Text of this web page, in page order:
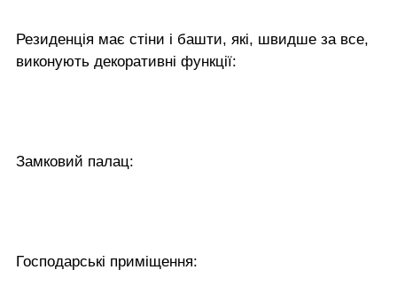
Резиденція має стіни і башти, які, швидше за все,
виконують декоративні функції:
Замковий палац:
Господарські приміщення: